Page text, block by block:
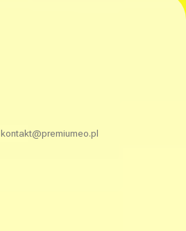
kontakt@premiumeo.pl